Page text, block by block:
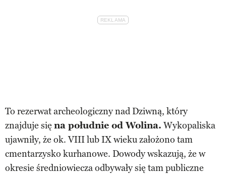
To rezerwat archeologiczny nad Dziwną, który
znajduje się na południe od Wolina. Wykopaliska
ujawniły, że ok. VIII lub IX wieku założono tam
cmentarzysko kurhanowe. Dowody wskazują, że w
okresie średniowiecza odbywały się tam publiczne